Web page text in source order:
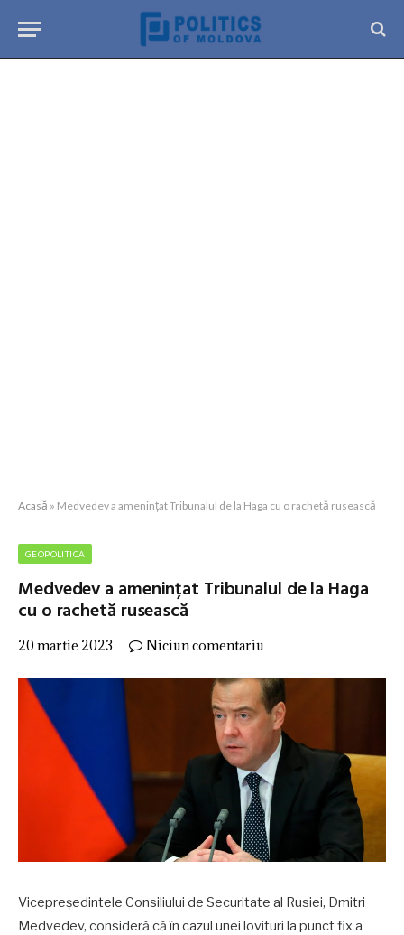
Acasă » Medvedev a amenințat Tribunalul de la Haga cu o rachetă rusească
GEOPOLITICA
Medvedev a amenințat Tribunalul de la Haga
cu o rachetă rusească
20 martie 2023 Niciun comentariu
Vicepreședintele Consiliului de Securitate al Rusiei, Dmitri
Medvedev, consideră că în cazul unei lovituri la punct fix a